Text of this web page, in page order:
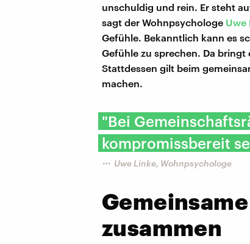
unschuldig und rein. Er steht
sagt der Wohnpsychologe Uwe
Gefühle. Bekanntlich kann es
Gefühle zu sprechen. Da
Stattdessen gilt beim
machen.
"Bei
kompromissbereit
Uwe Linke, Wohnpsychologe
zusammen